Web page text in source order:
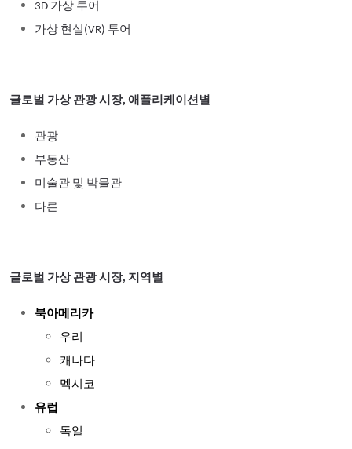
3D 가상 투어
가상 현실(VR) 투어
글로벌 가상 관광 시장, 애플리케이션별
관광
부동산
미술관 및 박물관
다른
글로벌 가상 관광 시장, 지역별
북아메리카
우리
캐나다
멕시코
유럽
독일